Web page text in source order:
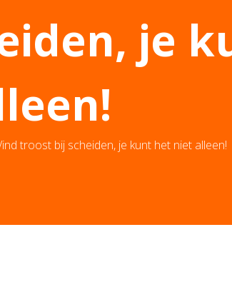
je
troost bij scheiden, je kunt het niet alleen!